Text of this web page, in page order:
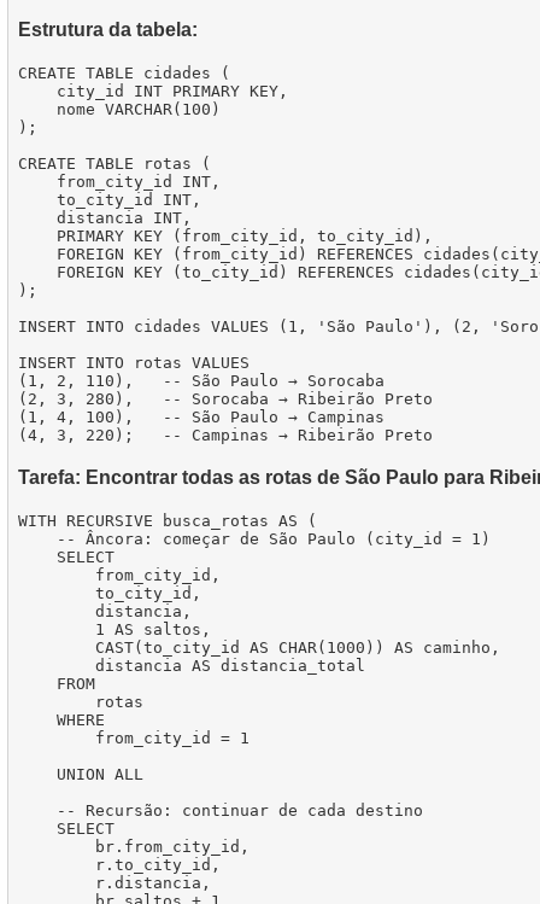
Estrutura da tabela:
CREATE TABLE cidades (
    city_id INT PRIMARY KEY,
    nome VARCHAR(100)
);
CREATE TABLE rotas (
    from_city_id INT,
    to_city_id INT,
    distancia INT,
    PRIMARY KEY (from_city_id, to_city_id),
FOREIGN KEY (from_city_id) REFERENCES
FOREIGN KEY (to_city_id) REFERENCES
);
INSERT INTO cidades VALUES (1, 'São Paulo'), (2,
INSERT INTO rotas VALUES
(1, 2, 110),   -- São Paulo → Sorocaba
(2, 3, 280),   -- Sorocaba → Ribeirão Preto
(1, 4, 100),   -- São Paulo → Campinas
Tarefa: Encontrar todas as rotas de São Paulo para
WITH RECURSIVE busca_rotas AS (
    -- Âncora: começar de São Paulo (city_id = 1)
    SELECT
        from_city_id,
        to_city_id,
        distancia,
        1 AS saltos,
        CAST(to_city_id AS CHAR(1000)) AS caminho,
        distancia AS distancia_total
    FROM
        rotas
    WHERE
        from_city_id = 1
    UNION ALL
    -- Recursão: continuar de cada destino
    SELECT
        br.from_city_id,
        r.to_city_id,
        r.distancia,